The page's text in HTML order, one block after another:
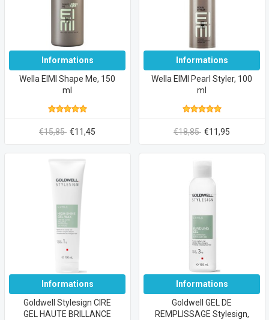
Informations
Wella EIMI Shape Me, 150
ml
€15,85 €11,45
Informations
Wella EIMI Pearl Styler, 100
ml
€18,85 €11,95
Informations
Goldwell Stylesign CIRE
GEL HAUTE BRILLANCE
Informations
Goldwell GEL DE
REMPLISSAGE Stylesign,